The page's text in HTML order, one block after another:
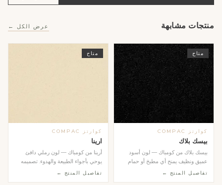
منتجات مشابهة عرض الكل ←
متاح
كوارتز COMPAC
بيسك بلاك
بيسك بلاك من كومباك — لون أسود
عميق ونظيف يمنح أي مطبخ أو حمام
طابعاً عصرياً جري...
تفاصيل المنتج ←
متاح
كوارتز COMPAC
ارينا
أرينا من كومباك — لون رملي دافئ
يوحي بأجواء الطبيعة والهدوء. تصميمه
المتجانس وال...
تفاصيل المنتج ←